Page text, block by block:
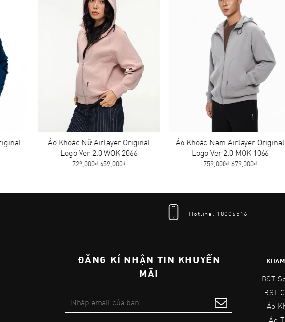
Áo Khoác Nữ Airlayer Original
Logo Ver 2.0 WOK 2066
659,000₫
Áo Khoác Nam Airlayer Original
Logo Ver 2.0 MOK 1066
679,000₫
Hotline: 18006516
ĐĂNG KÍ NHẬN TIN KHUYẾN
MÃI
BST
BST
Áo
Áo